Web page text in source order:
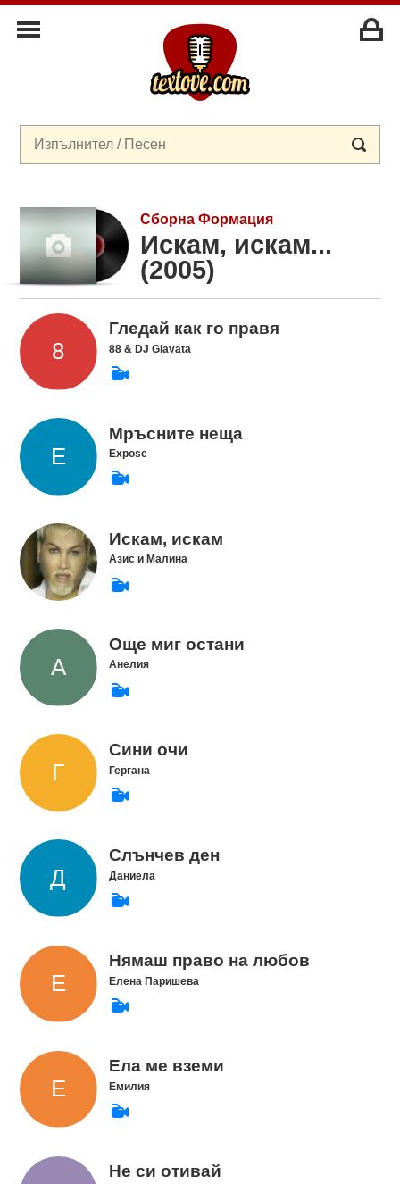
Сборна Формация
Искам, искам...
(2005)
Гледай как го правя
88 & DJ Glavata
Мръсните неща
Expose
Искам, искам
Азис и Малина
Още миг остани
Анелия
Сини очи
Гергана
Слънчев ден
Даниела
Нямаш право на любов
Елена Паришева
Ела ме вземи
Емилия
Не си отивай